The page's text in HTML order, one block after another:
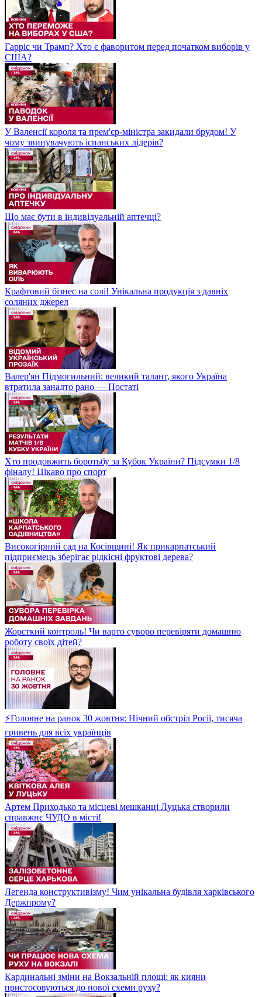
Гарріс чи Трамп? Хто є фаворитом перед початком виборів у
США?
У Валенсії короля та прем'єр-міністра закидали брудом! У
чому звинувачують іспанських лідерів?
Що має бути в індивідуальній аптечці?
Крафтовий бізнес на солі! Унікальна продукція з давніх
соляних джерел
Валер'ян Підмогильний: великий талант, якого Україна
втратила занадто рано — Постаті
Хто продовжить боротьбу за Кубок України? Підсумки 1/8
фіналу! Цікаво про спорт
Високогірний сад на Косівщині! Як прикарпатський
підприємець зберігає рідкісні фруктові дерева?
Жорсткий контроль! Чи варто суворо перевіряти домашню
роботу своїх дітей?
⚡Головне на ранок 30 жовтня: Нічний обстріл Росії, тисяча
гривень для всіх українців
Артем Приходько та місцеві мешканці Луцька створили
справжнє ЧУДО в місті!
Легенда конструктивізму! Чим унікальна будівля харківського
Держпрому?
Кардинальні зміни на Вокзальній площі: як кияни
пристосовуються до нової схеми руху?